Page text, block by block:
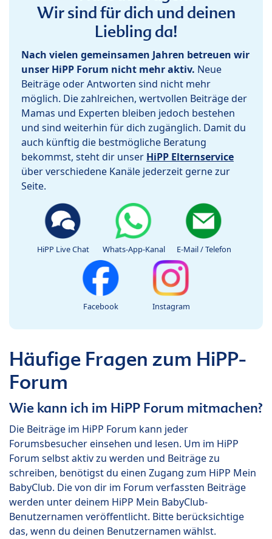
Wir sind für dich und deinen
Liebling da!
Nach vielen gemeinsamen Jahren betreuen wir
unser HiPP Forum nicht mehr aktiv. Neue
Beiträge oder Antworten sind nicht mehr
möglich. Die zahlreichen, wertvollen Beiträge der
Mamas und Experten bleiben jedoch bestehen
und sind weiterhin für dich zugänglich. Damit du
auch künftig die bestmögliche Beratung
bekommst, steht dir unser HiPP Elternservice
über verschiedene Kanäle jederzeit gerne zur
Seite.
HiPP Live Chat Whats-App-Kanal E-Mail / Telefon
Facebook Instagram
Häufige Fragen zum HiPP-
Forum
Wie kann ich im HiPP Forum mitmachen?
Die Beiträge im HiPP Forum kann jeder
Forumsbesucher einsehen und lesen. Um im HiPP
Forum selbst aktiv zu werden und Beiträge zu
schreiben, benötigst du einen Zugang zum HiPP Mein
BabyClub. Die von dir im Forum verfassten Beiträge
werden unter deinem HiPP Mein BabyClub-
Benutzernamen veröffentlicht. Bitte berücksichtige
das, wenn du deinen Benutzernamen wählst.